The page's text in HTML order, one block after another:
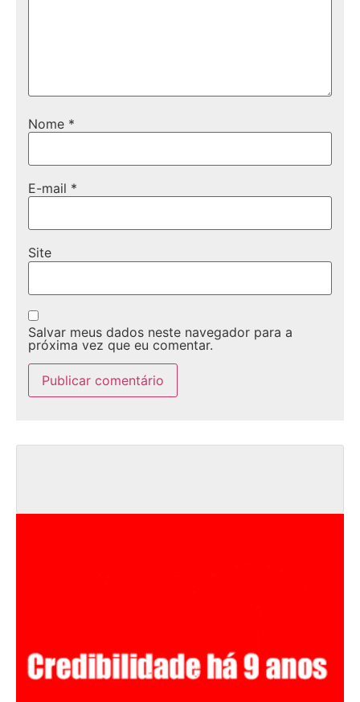
Nome *
E-mail *
Site
Salvar meus dados neste navegador para a
próxima vez que eu comentar.